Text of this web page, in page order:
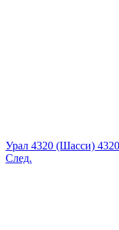
Урал 4320 (Шасси)
След.